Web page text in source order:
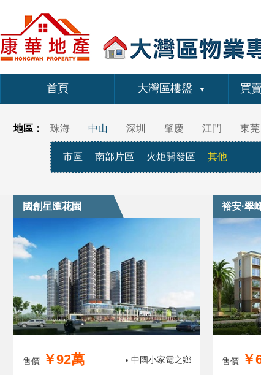
首頁 大灣區樓盤 ▼ 買
地區： 珠海 中山
市區 南部片區 火炬開發區 其他
深圳 肇慶 江門 東莞
國創星匯花園
售價 ￥92萬 • 中國小家電之鄉
裕安·翠
售價 ￥